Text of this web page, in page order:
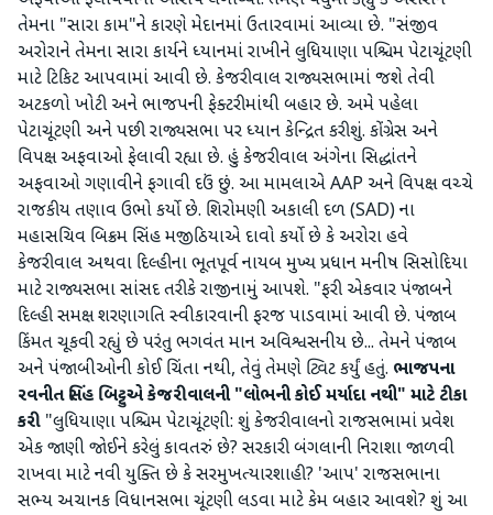
તેમના "સારા કામ"ને કારણે મેદાનમાં ઉતારવામાં આવ્યા છે. "સંજીવ
અરોરાને તેમના સારા કાર્યને ધ્યાનમાં રાખીને લુધિયાણા પશ્ચિમ પેટાચૂંટણી
માટે ટિકિટ આપવામાં આવી છે. કેજરીવાલ રાજ્યસભામાં જશે તેવી
અટકળો ખોટી અને ભાજપની ફેક્ટરીમાંથી બહાર છે. અમે પહેલા
પેટાચૂંટણી અને પછી રાજ્યસભા પર ધ્યાન કેન્દ્રિત કરીશું. કોંગ્રેસ અને
વિપક્ષ અફવાઓ ફેલાવી રહ્યા છે. હું કેજરીવાલ અંગેના સિદ્ધાંતને
અફવાઓ ગણાવીને ફગાવી દઉં છું. આ મામલાએ AAP અને વિપક્ષ વચ્ચે
રાજકીય તણાવ ઉભો કર્યો છે. શિરોમણી અકાલી દળ (SAD) ના
મહાસચિવ બિક્રમ સિંહ મજીઠિયાએ દાવો કર્યો છે કે અરોરા હવે
કેજરીવાલ અથવા દિલ્હીના ભૂતપૂર્વ નાયબ મુખ્ય પ્રધાન મનીષ સિસોદિયા
માટે રાજ્યસભા સાંસદ તરીકે રાજીનામું આપશે. "ફરી એકવાર પંજાબને
દિલ્હી સમક્ષ શરણાગતિ સ્વીકારવાની ફરજ પાડવામાં આવી છે. પંજાબ
કિંમત ચૂકવી રહ્યું છે પરંતુ ભગવંત માન અવિશ્વસનીય છે... તેમને પંજાબ
અને પંજાબીઓની કોઈ ચિંતા નથી, તેવું તેમણે ટ્વિટ કર્યું હતું. ભાજપના
રવનીત સિંહ બિટ્ટુએ કેજરીવાલની "લોભની કોઈ મર્યાદા નથી" માટે ટીકા
કરી "લુધિયાણા પશ્ચિમ પેટાચૂંટણી: શું કેજરીવાલનો રાજસભામાં પ્રવેશ
એક જાણી જોઈને કરેલું કાવતરું છે? સરકારી બંગલાની નિરાશા જાળવી
રાખવા માટે નવી યુક્તિ છે કે સરમુખત્યારશાહી? 'આપ' રાજસભાના
સભ્ય અચાનક વિધાનસભા ચૂંટણી લડવા માટે કેમ બહાર આવશે? શું આ